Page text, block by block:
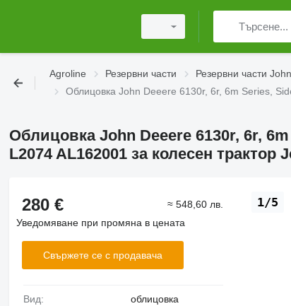
Agroline Резервни части Резервни части
Облицовка John Deeere 6130r, 6r, 6m Series,
Облицовка John Deeere 6130r, 6r,
L2074 AL162001 за колесен трактор
1/5
280 €
≈ 548,60 лв.
Уведомяване при промяна в цената
Свържете се с продавача
Вид: облицовка